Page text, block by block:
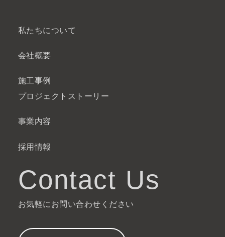
私たちについて
会社概要
施工事例
プロジェクトストーリー
事業内容
採用情報
Contact Us
お気軽にお問い合わせください